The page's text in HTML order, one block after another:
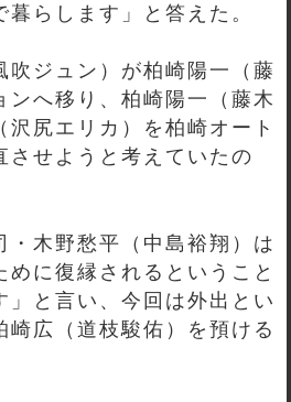
らします」と答えた。
吹ジュン）が柏崎陽一（藤
ンへ移り、柏崎陽一（藤木
沢尻エリカ）を柏崎オート
させようと考えていたの
・木野愁平（中島裕翔）は
めに復縁されるということ
」と言い、今回は外出とい
崎広（道枝駿佑）を預ける